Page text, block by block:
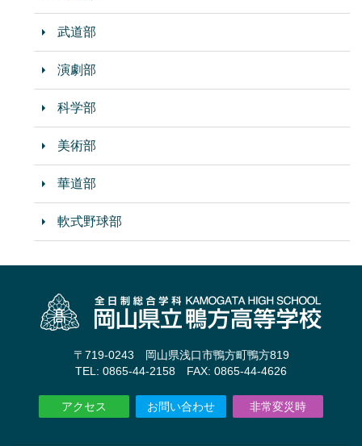
武道部
演劇部
科学部
美術部
華道部
軟式野球部
〒719-0243 岡山県浅口市鴨方町鴨方819
TEL: 0865-44-2158 FAX: 0865-44-4626
アクセス お問い合わせ 非常変災時